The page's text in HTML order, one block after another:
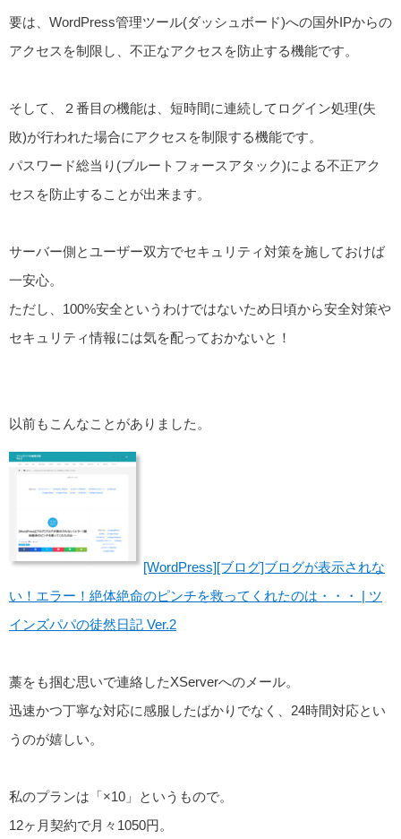
要は、WordPress管理ツール(ダッシュボード)への国外IPからの
アクセスを制限し、不正なアクセスを防止する機能です。
そして、２番目の機能は、短時間に連続してログイン処理(失
敗)が行われた場合にアクセスを制限する機能です。
パスワード総当り(ブルートフォースアタック)による不正アク
セスを防止することが出来ます。
サーバー側とユーザー双方でセキュリティ対策を施しておけば
一安心。
ただし、100%安全というわけではないため日頃から安全対策や
セキュリティ情報には気を配っておかないと！
以前もこんなことがありました。
[WordPress][ブログ]ブログが表示されな
い！エラー！絶体絶命のピンチを救ってくれたのは・・・ | ツ
インズパパの徒然日記 Ver.2
藁をも掴む思いで連絡したXServerへのメール。
迅速かつ丁寧な対応に感服したばかりでなく、24時間対応とい
うのが嬉しい。
私のプランは「×10」というもので。
12ヶ月契約で月々1050円。